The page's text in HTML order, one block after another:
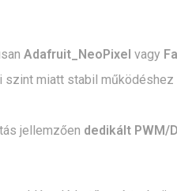
Adafruit_NeoPixel vagy
miatt stabil működéshez
jellemzően dedikált PWM/